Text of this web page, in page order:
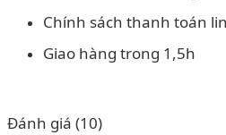
Chính sách thanh toán
Giao hàng trong 1,5h
Đánh giá (10)